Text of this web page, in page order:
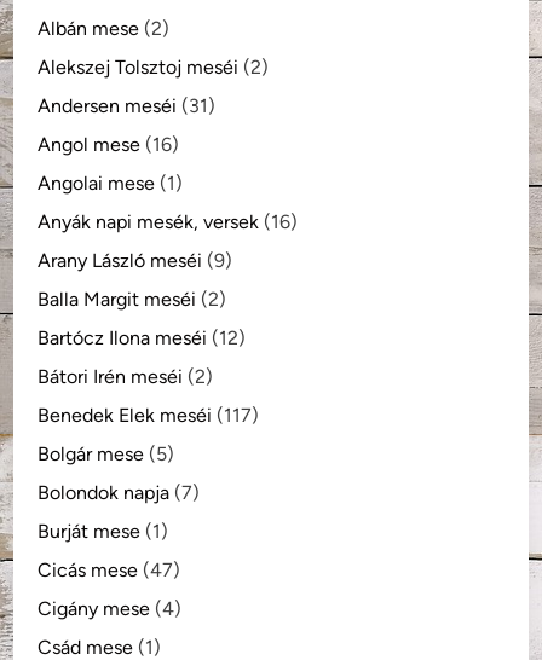
Albán mese (2)
Alekszej Tolsztoj meséi (2)
Andersen meséi (31)
Angol mese (16)
Angolai mese (1)
Anyák napi mesék, versek (16)
Arany László meséi (9)
Balla Margit meséi (2)
Bartócz Ilona meséi (12)
Bátori Irén meséi (2)
Benedek Elek meséi (117)
Bolgár mese (5)
Bolondok napja (7)
Burját mese (1)
Cicás mese (47)
Cigány mese (4)
Csád mese (1)